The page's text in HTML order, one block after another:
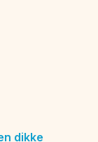
dikke